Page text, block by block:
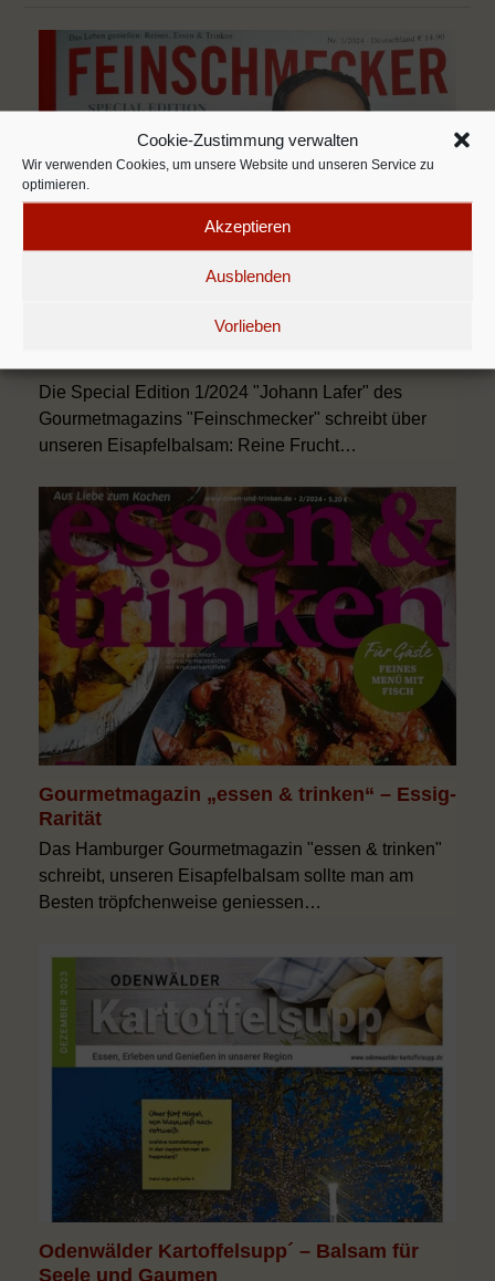
Cookie-Zustimmung verwalten
Wir verwenden Cookies, um unsere Website und unseren Service zu
optimieren.
Akzeptieren
Ausblenden
Vorlieben
Der Feinschmecker – Johann Lafer Edition
Die Special Edition 1/2024 "Johann Lafer" des
Gourmetmagazins "Feinschmecker" schreibt über
unseren Eisapfelbalsam: Reine Frucht…
Gourmetmagazin „essen & trinken“ – Essig-
Rarität
Das Hamburger Gourmetmagazin "essen & trinken"
schreibt, unseren Eisapfelbalsam sollte man am
Besten tröpfchenweise geniessen…
Odenwälder Kartoffelsupp´ – Balsam für
Seele und Gaumen